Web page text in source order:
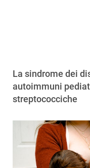
La sindrome dei
autoimmuni
streptococciche